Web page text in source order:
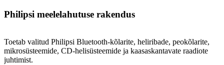
Philipsi meelelahutuse rakendus
Toetab valitud Philipsi Bluetooth-kõlarite, heliribade, peokõlarite,
mikrosüsteemide, CD-helisüsteemide ja kaasaskantavate raadiote
juhtimist.